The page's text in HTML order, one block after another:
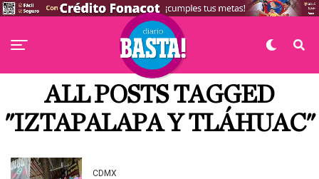
ALL POSTS TAGGED
"IZTAPALAPA Y TLÁHUAC"
CDMX